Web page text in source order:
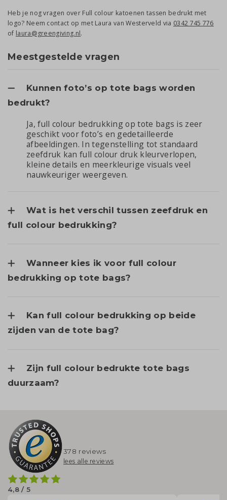
Heb je nog vragen over Full colour katoenen tassen bedrukt met
logo? Neem contact op met Laura van Westerveld via 0342 745 776
of laura@greengiving.nl.
Meestgestelde vragen
Kunnen foto’s op tote bags worden
bedrukt?
Ja, full colour bedrukking op tote bags is zeer
geschikt voor foto’s en gedetailleerde
afbeeldingen. In tegenstelling tot standaard
zeefdruk kan full colour druk kleurverlopen,
kleine details en meerkleurige visuals veel
nauwkeuriger weergeven.
Wat is het verschil tussen zeefdruk en
full colour bedrukking?
Wanneer kies ik voor full colour
bedrukking op tote bags?
Kan full colour bedrukking op beide
zijden van de tote bag?
Zijn full colour bedrukte tote bags
duurzaam?
4,8 / 5
378 reviews
lees alle reviews